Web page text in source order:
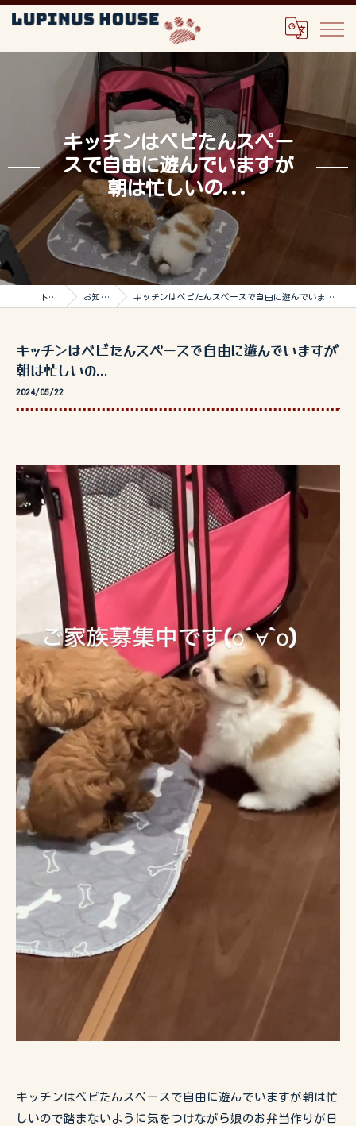
キッチンはベビたんスペー
スで自由に遊んでいますが
朝は忙しいの...
トップ お知らせ キッチンはベビたんスペースで自由に遊んでいますが朝は忙しいの...
キッチンはベビたんスペースで自由に遊んでいますが
朝は忙しいの...
2024/05/22
キッチンはベビたんスペースで自由に遊んでいますが朝は忙
しいので踏まないように気をつけながら娘のお弁当作りが日